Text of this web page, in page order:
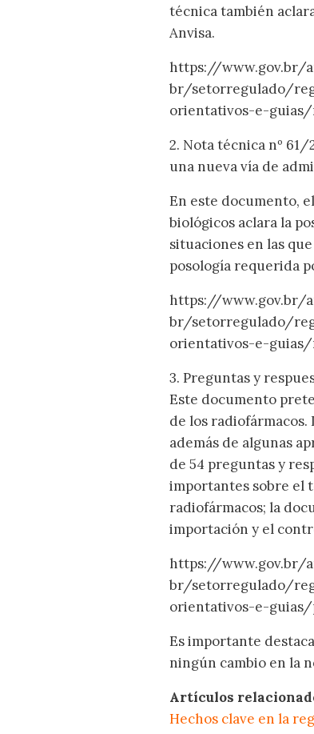
técnica también
Anvisa.
https://www.gov.br/
br/setorregulado/
orientativos-e-
2. Nota técnica nº
una nueva vía de
En este documento,
biológicos aclara la
situaciones en las
posología requerida
https://www.gov.br/
br/setorregulado/
orientativos-e-guias/
3. Preguntas y
Este documento
de los
además de algunas
de 54 preguntas y
importantes sobre el
radiofármacos; la
importación y el
https://www.gov.br/
br/setorregulado/
orientativos-e-guias/
Es importante
ningún cambio en la
Artículos
Hechos clave en la